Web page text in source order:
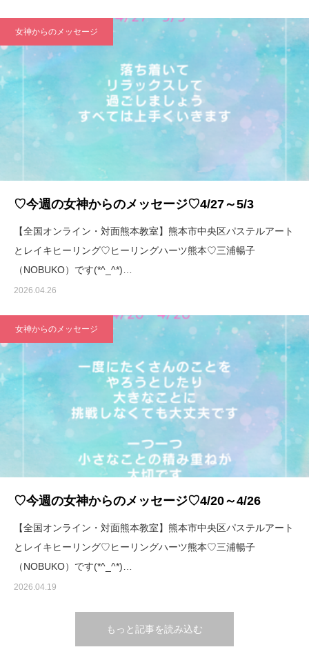
女神からのメッセージ
♡今週の女神からのメッセージ♡4/27～5/3
【全国オンライン・対面熊本教室】熊本市中央区パステルアート
とレイキヒーリング♡ヒーリングハーツ熊本♡三浦暢子
（NOBUKO）です(*^_^*)…
2026.04.26
女神からのメッセージ
♡今週の女神からのメッセージ♡4/20～4/26
【全国オンライン・対面熊本教室】熊本市中央区パステルアート
とレイキヒーリング♡ヒーリングハーツ熊本♡三浦暢子
（NOBUKO）です(*^_^*)…
2026.04.19
もっと記事を読み込む